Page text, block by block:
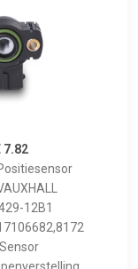
7.82
12B1